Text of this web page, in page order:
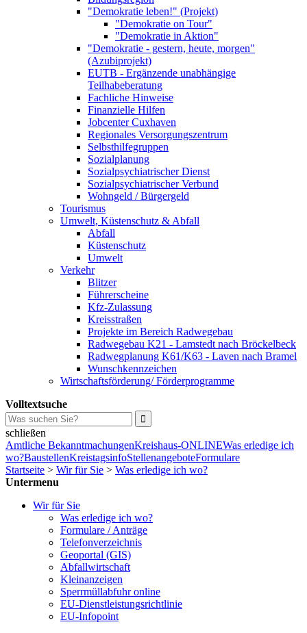
"Demokratie leben!" (Projekt)
"Demokratie on Tour"
"Demokratie in Aktion"
"Demokratie - gestern, heute, morgen"
(Azubiprojekt)
EUTB - Ergänzende unabhängige
Teilhabeberatung
Fachliche Hinweise
Finanzielle Hilfen
Jobcenter Cuxhaven
Regionales Versorgungszentrum
Selbsthilfegruppen
Sozialplanung
Sozialpsychiatrischer Dienst
Sozialpsychiatrischer Verbund
Wohngeld / Bürgergeld
Tourismus
Umwelt, Küstenschutz & Abfall
Abfall
Küstenschutz
Umwelt
Verkehr
Blitzer
Führerscheine
Kfz-Zulassung
Kreisstraßen
Projekte im Bereich Radwegebau
Radwegebau K21 - Lamstedt nach Bröckelbeck
Radwegplanung K61/K63 - Laven nach Bramel
Wunschkennzeichen
Wirtschaftsförderung/ Förderprogramme
Volltextsuche
schließen
Amtliche BekanntmachungenKreishaus-ONLINEWas erledige ich
wo?BaustellenKreistagsinfoStellenangeboteFormulare
Startseite > Wir für Sie > Was erledige ich wo?
Untermenu
Wir für Sie
Was erledige ich wo?
Formulare / Anträge
Telefonverzeichnis
Geoportal (GIS)
Abfallwirtschaft
Kleinanzeigen
Sperrmüllabfuhr online
EU-Dienstleistungsrichtlinie
EU-Infopoint